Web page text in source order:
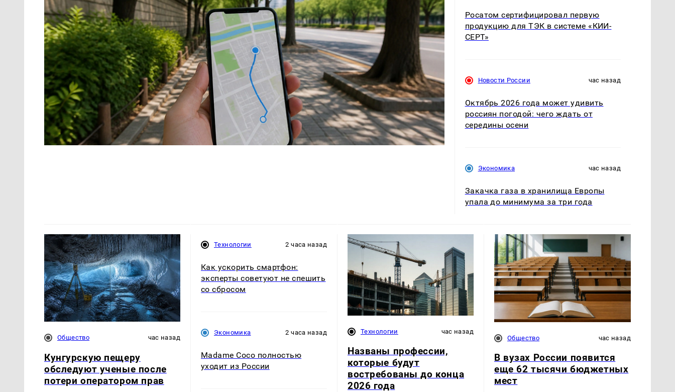
Росатом сертифицировал первую
продукцию для ТЭК в системе «КИИ-
СЕРТ»
Новости России час назад
Октябрь 2026 года может удивить
россиян погодой: чего ждать от
середины осени
Экономика час назад
Закачка газа в хранилища Европы
упала до минимума за три года
Общество час назад
Кунгурскую пещеру
обследуют ученые после
потери оператором прав
Технологии 2 часа назад
Как ускорить смартфон:
эксперты советуют не спешить
со сбросом
Экономика 2 часа назад
Madame Coco полностью
уходит из России
Технологии час назад
Названы профессии,
которые будут
востребованы до конца
2026 года
Общество час назад
В вузах России появится
еще 62 тысячи бюджетных
мест